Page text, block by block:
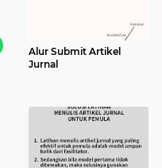
Alur Submit Artikel
Jurnal